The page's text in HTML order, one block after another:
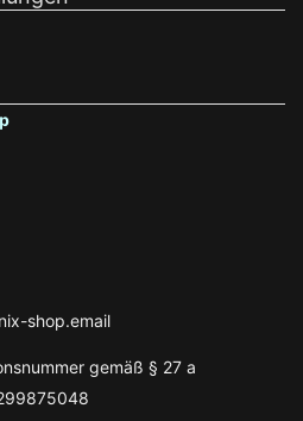
shop.email
gemäß § 27 a